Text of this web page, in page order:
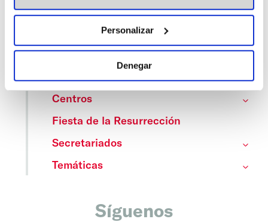
Personalizar
Denegar
Categorías
Cedinfor
Centros
Fiesta de la Resurrección
Secretariados
Temáticas
Síguenos